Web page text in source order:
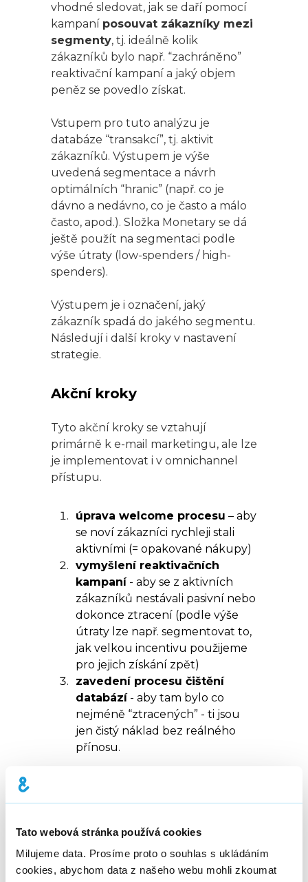
Tato webová stránka používá cookies
Milujeme data. Prosíme proto o souhlas s ukládáním
cookies, abychom data z našeho webu mohli zkoumat
vhodné sledovat, jak se daří pomocí
kampaní posouvat zákazníky mezi
segmenty, tj. ideálně kolik
zákazníků bylo např. “zachráněno”
reaktivační kampaní a jaký objem
peněz se povedlo získat.
Vstupem pro tuto analýzu je
databáze “transakcí”, tj. aktivit
zákazníků. Výstupem je výše
uvedená segmentace a návrh
optimálních “hranic” (např. co je
dávno a nedávno, co je často a málo
často, apod.). Složka Monetary se dá
ještě použít na segmentaci podle
výše útraty (low-spenders / high-
spenders).
Výstupem je i označení, jaký
zákazník spadá do jakého segmentu.
Následují i další kroky v nastavení
strategie.
Akční kroky
Tyto akční kroky se vztahují
primárně k e-mail marketingu, ale lze
je implementovat i v omnichannel
přístupu.
úprava welcome procesu – aby
se noví zákazníci rychleji stali
aktivními (= opakované nákupy)
vymyšlení reaktivačních
kampaní- aby se z aktivních
zákazníků nestávali pasivní nebo
dokonce ztracení (podle výše
útraty lze např. segmentovat to,
jak velkou incentivu použijeme
pro jejich získání zpět)
zavedení procesu čištění
databází- aby tam bylo co
nejméně “ztracených” - ti jsou
jen čistý náklad bez reálného
přínosu.
většina těchto
kampaní se dá
automatizovat. Ať už